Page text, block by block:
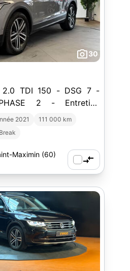
30
2.0 TDI 150 - DSG 7 -
2 - Entretien
- Toit O
2021
111 000 km
Break
Maximin (60)